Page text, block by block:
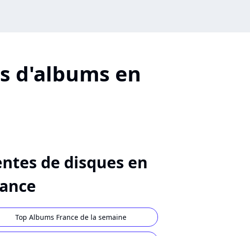
d'albums en
de disques en
Top Albums France de la semaine